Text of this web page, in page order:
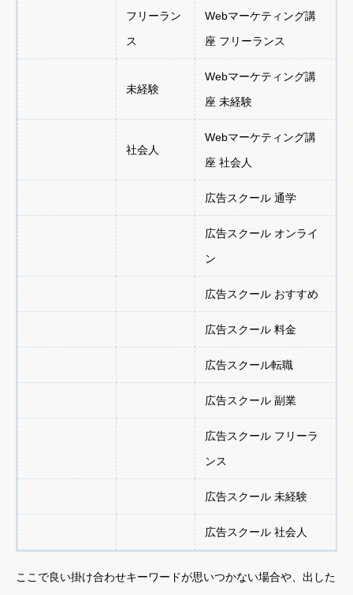
フリーラン
ス
Webマーケティング講
座 フリーランス
未経験
Webマーケティング講
座 未経験
社会人
Webマーケティング講
座 社会人
広告スクール 通学
広告スクール オンライ
ン
広告スクール おすすめ
広告スクール 料金
広告スクール転職
広告スクール 副業
広告スクール フリーラ
ンス
広告スクール 未経験
広告スクール 社会人
ここで良い掛け合わせキーワードが思いつかない場合や、出した